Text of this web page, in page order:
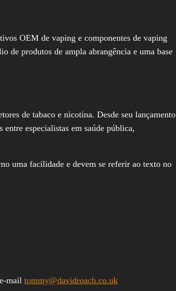
OEM de vaping e componentes de vaping
de produtos de ampla abrangência e uma base
de tabaco e nicotina. Desde seu lançamento
especialistas em saúde pública,
uma facilidade e devem se referir ao texto no
mail tommy@davidroach.co.uk